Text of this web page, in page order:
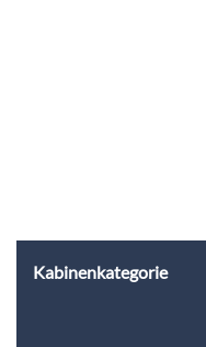
Kabinenkategorie